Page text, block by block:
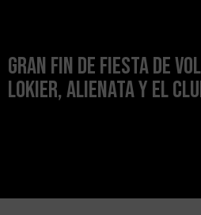
Gran fin de fiesta de
Lokier, Alienata y El